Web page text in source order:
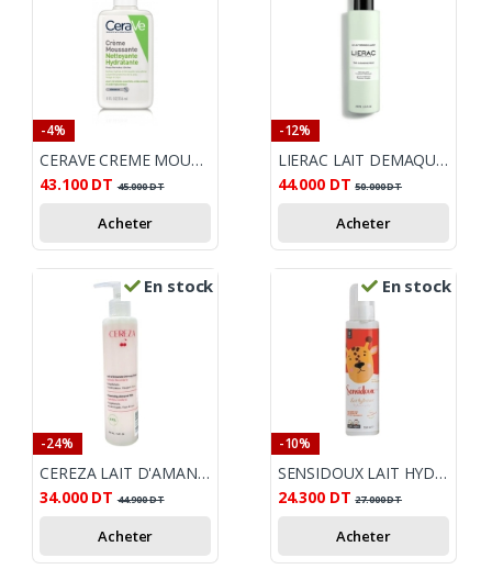
-4%
CERAVE CREME MOUSSANTE 236ML
43.100 DT 45.000DT
Acheter
-12%
LIERAC LAIT DEMAQUILLANT 200ML
44.000 DT 50.000DT
Acheter
En stock
-24%
CEREZA LAIT D'AMANDE DEMAQUILLANT 200ML
34.000 DT 44.900DT
Acheter
En stock
-10%
SENSIDOUX LAIT HYDRATANTE APAISANTE 250 ML
24.300 DT 27.000DT
Acheter